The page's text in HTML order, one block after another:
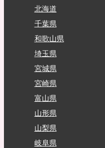
北海道
千葉県
和歌山県
埼玉県
宮城県
宮崎県
富山県
山形県
山梨県
岐阜県